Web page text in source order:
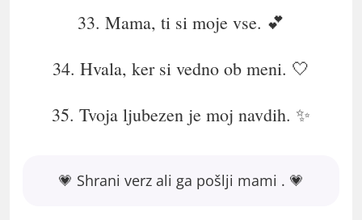
33. Mama, ti si moje vse. 💕
34. Hvala, ker si vedno ob meni. 🤍
35. Tvoja ljubezen je moj navdih. ✨
💗 Shrani verz ali ga pošlji mami . 💗